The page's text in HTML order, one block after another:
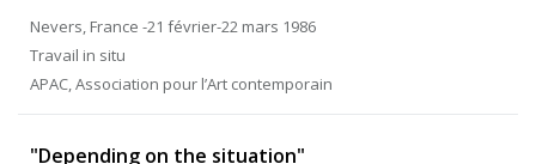
Nevers, France -21 février-22 mars 1986
Travail in situ
APAC, Association pour l’Art contemporain
"Depending on the situation"